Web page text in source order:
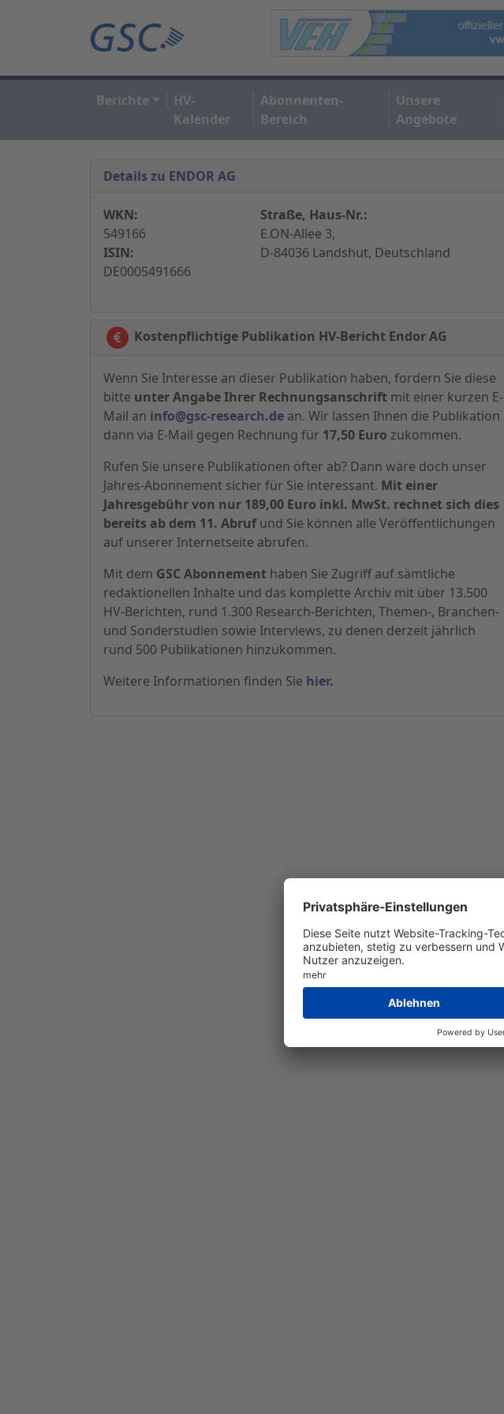
Berichte
HV-
Kalender
Abonnenten-
Bereich
Unsere
Angebote
Details zu ENDOR AG
WKN:
549166
ISIN:
DE0005491666
Straße, Haus-Nr.:
E.ON-Allee 3,
D-84036 Landshut, Deutschland
Kostenpflichtige Publikation HV-Bericht Endor AG
Wenn Sie Interesse an dieser Publikation haben, fordern Sie diese
bitte unter Angabe Ihrer Rechnungsanschrift mit einer kurzen E-
Mail an info@gsc-research.de an. Wir lassen Ihnen die Publikation
dann via E-Mail gegen Rechnung für 17,50 Euro zukommen.
Rufen Sie unsere Publikationen öfter ab? Dann wäre doch unser
Jahres-Abonnement sicher für Sie interessant. Mit einer
Jahresgebühr von nur 189,00 Euro inkl. MwSt. rechnet sich dies
bereits ab dem 11. Abrufund Sie können alle Veröffentlichungen
auf unserer Internetseite abrufen.
Mit dem GSC Abonnement haben Sie Zugriff auf sämtliche
redaktionellen Inhalte und das komplette Archiv mit über 13.500
HV-Berichten, rund 1.300 Research-Berichten, Themen-, Branchen-
und Sonderstudien sowie Interviews, zu denen derzeit jährlich
rund 500 Publikationen hinzukommen.
Weitere Informationen finden Sie hier.